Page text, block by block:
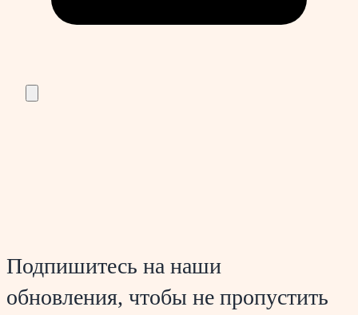
Подпишитесь на наши
обновления, чтобы не пропустить